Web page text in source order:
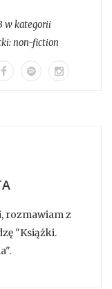
w kategorii
non-fiction
rozmawiam z
"Książki.